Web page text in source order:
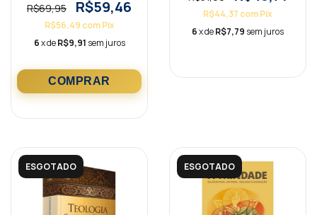
R$69,95 R$59,46
R$56,49 com Pix
6x deR$9,91 sem juros
R$44,37 comPix
6x deR$7,79 sem juros
ESGOTADO ESGOTADO